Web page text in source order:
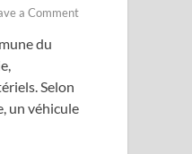
a Comment
du
Selon
un véhicule